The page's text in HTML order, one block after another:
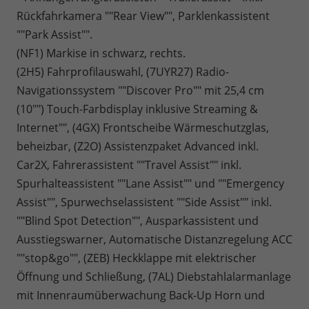
Rückfahrkamera ""Rear View"", Parklenkassistent
""Park Assist"".
(NF1) Markise in schwarz, rechts.
(2H5) Fahrprofilauswahl, (7UYR27) Radio-
Navigationssystem ""Discover Pro"" mit 25,4 cm
(10"") Touch-Farbdisplay inklusive Streaming &
Internet"", (4GX) Frontscheibe Wärmeschutzglas,
beheizbar, (Z2O) Assistenzpaket Advanced inkl.
Car2X, Fahrerassistent ""Travel Assist"" inkl.
Spurhalteassistent ""Lane Assist"" und ""Emergency
Assist"", Spurwechselassistent ""Side Assist"" inkl.
""Blind Spot Detection"", Ausparkassistent und
Ausstiegswarner, Automatische Distanzregelung ACC
""stop&go"", (ZEB) Heckklappe mit elektrischer
Öffnung und Schließung, (7AL) Diebstahlalarmanlage
mit Innenraumüberwachung Back-Up Horn und